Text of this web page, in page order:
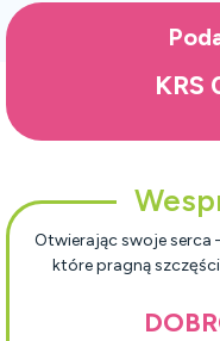
Otwierając swoje serca
które pragną